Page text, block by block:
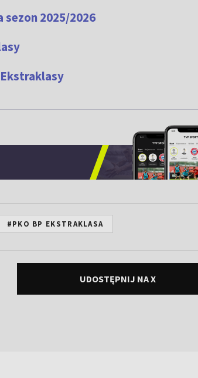
sezon 2025/2026
#PKO BP EKSTRAKLASA
UDOSTĘPNIJ NA X